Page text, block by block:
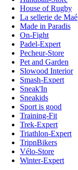
House of Rugby
La sellerie de Maé
Made in Paradis
On-Fight
Padel-Expert
Pecheur-Store
Pet and Garden
Slowood Interior
Smash-Expert
Sneak'In
Sneakids
Sport is good
Training-Fit
Trek-Expert
Triathlon-Expert
TripnBikers
Vélo-Store
Winter-Expert